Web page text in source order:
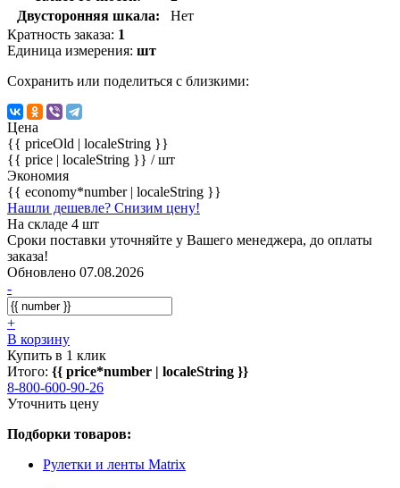
Двусторонняя шкала:
Нет
Кратность заказа: 1
Единица измерения: шт
Сохранить или поделиться с близкими:
Цена
{{ priceOld | localeString }}
{{ price | localeString }} / шт
Экономия
{{ economy*number | localeString }}
Нашли дешевле? Снизим цену!
На складе 4 шт
Сроки поставки уточняйте у Вашего менеджера, до оплаты
заказа!
Обновлено 07.08.2026
-
+
В корзину
Купить в 1 клик
Итого: {{ price*number | localeString }}
8-800-600-90-26
Уточнить цену
Подборки товаров:
Рулетки и ленты Matrix